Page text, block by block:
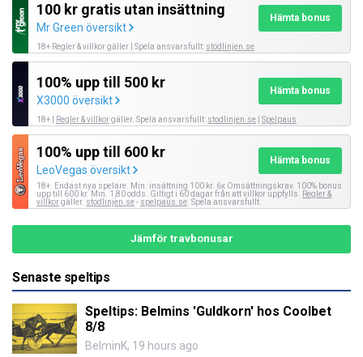
100 kr gratis utan insättning
Mr Green översikt
Hämta bonus
18+ Regler & villkor gäller | Spela ansvarsfullt: stödlinjen.se
100% upp till 500 kr
X3000 översikt
Hämta bonus
18+ | Regler & villkorgäller. Spela ansvarsfullt: stodlinjen.se Spelpaus
100% upp till 600 kr
LeoVegas översikt
Hämta bonus
18+. Endast nya spelare. Min. insättning 100 kr. 6x Omsättningskrav. 100% bonus
upp till 600 kr. Min. 1,80 odds. Giltigt i 60 dagar från att villkor uppfylls.
Regler &
villkorgäller. stodlinjen.se- spelpaus.se . Spela ansvarsfullt.
Jämför travbonusar
Senaste speltips
Speltips: Belmins 'Guldkorn' hos Coolbet
8/8
BelminK, 19 hours ago